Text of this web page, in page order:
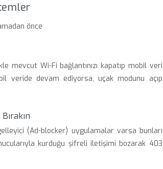
önce
mevcut Wi-Fi bağlantınızı kapatıp mobil veri
veride devam ediyorsa, uçak modunu açıp
(Ad-blocker) uygulamalar varsa bunları
kurduğu şifreli iletişimi bozarak 403